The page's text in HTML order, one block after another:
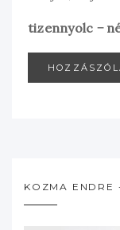
tizennyolc −
KOZMA ENDRE